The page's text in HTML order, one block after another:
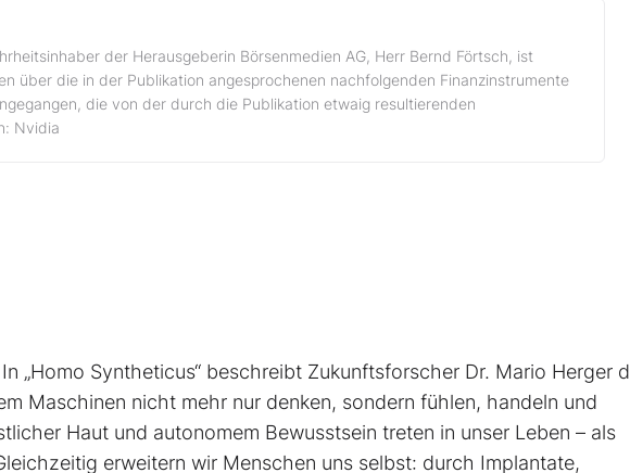
der Herausgeberin Börsenmedien AG, Herr Bernd Förtsch, ist
über die in der Publikation angesprochenen nachfolgenden Finanzinstrumente
die von der durch die Publikation etwaig resultierenden
Nvidia
„Homo Syntheticus“ beschreibt Zukunftsforscher Dr. Mario Herger
Maschinen nicht mehr nur denken, sondern fühlen, handeln und
Haut und autonomem Bewusstsein treten in unser Leben – als
erweitern wir Menschen uns selbst: durch Implantate,